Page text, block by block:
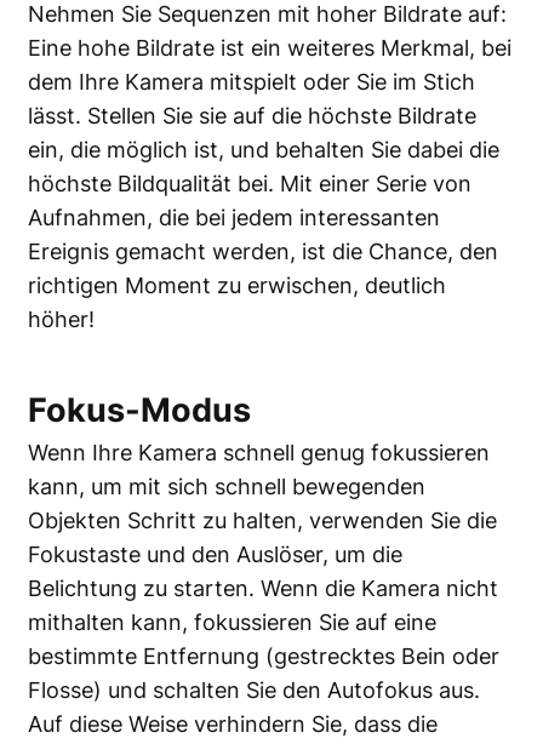
Nehmen Sie Sequenzen mit hoher Bildrate auf:
Eine hohe Bildrate ist ein weiteres Merkmal, bei
dem Ihre Kamera mitspielt oder Sie im Stich
lässt. Stellen Sie sie auf die höchste Bildrate
ein, die möglich ist, und behalten Sie dabei die
höchste Bildqualität bei. Mit einer Serie von
Aufnahmen, die bei jedem interessanten
Ereignis gemacht werden, ist die Chance, den
richtigen Moment zu erwischen, deutlich
höher!
Fokus-Modus
Wenn Ihre Kamera schnell genug fokussieren
kann, um mit sich schnell bewegenden
Objekten Schritt zu halten, verwenden Sie die
Fokustaste und den Auslöser, um die
Belichtung zu starten. Wenn die Kamera nicht
mithalten kann, fokussieren Sie auf eine
bestimmte Entfernung (gestrecktes Bein oder
Flosse) und schalten Sie den Autofokus aus.
Auf diese Weise verhindern Sie, dass die